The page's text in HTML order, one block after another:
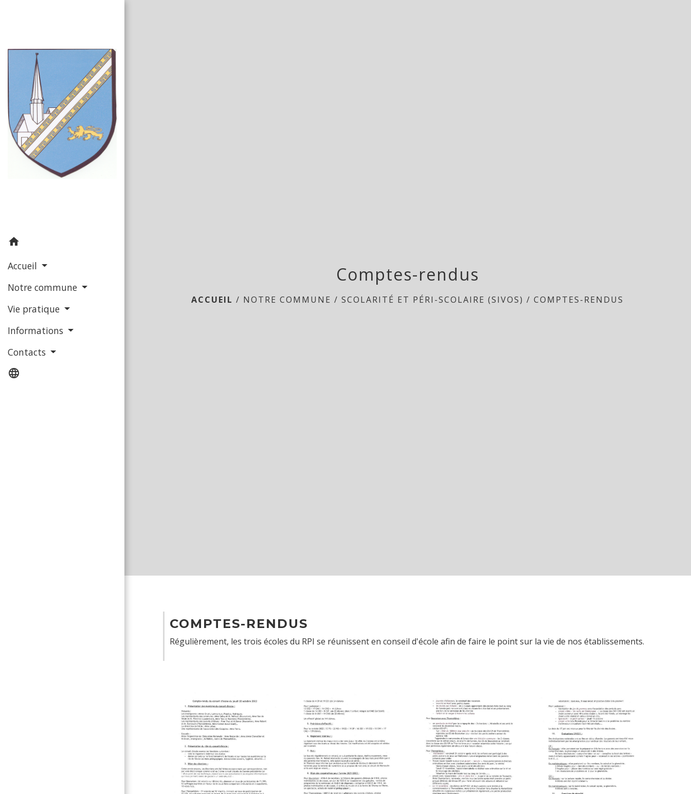
home
Accueil
Notre commune
Vie pratique
Informations
Contacts
language
Comptes-rendus
ACCUEIL / NOTRE COMMUNE /SCOLARITÉ ET PÉRI-SCOLAIRE (SIVOS) /COMPTES-RENDUS
COMPTES-RENDUS
Régulièrement, les trois écoles du RPI se réunissent en conseil d'école afin de faire le point sur la vie de nos établissements.